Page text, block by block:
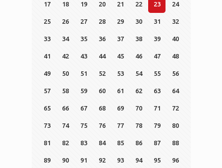
17 18 19 20 21 22 23 24
25 26 27 28 29 30 31 32
33 34 35 36 37 38 39 40
41 42 43 44 45 46 47 48
49 50 51 52 53 54 55 56
57 58 59 60 61 62 63 64
65 66 67 68 69 70 71 72
73 74 75 76 77 78 79 80
81 82 83 84 85 86 87 88
89 90 91 92 93 94 95 96